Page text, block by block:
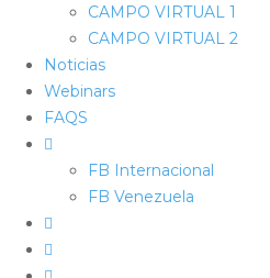
CAMPO VIRTUAL 1
CAMPO VIRTUAL 2
Noticias
Webinars
FAQS
FB Internacional
FB Venezuela